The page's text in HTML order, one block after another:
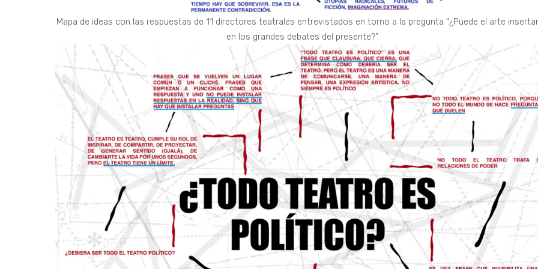
Mapa de ideas con las respuestas de 11 directores teatrales entrevistados en torno a la pregunta “¿Puede el arte
en los grandes debates del presente?”.